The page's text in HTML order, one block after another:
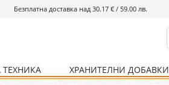
Безплатна доставка над 30.17 € / 59.00 лв.
ХРАНИТЕЛНИ ДОБАВКИ